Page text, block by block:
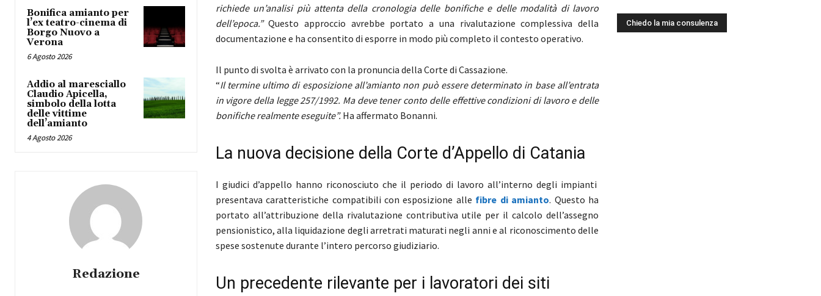
Bonifica amianto per
l’ex teatro-cinema di
Borgo Nuovo a
Verona
6 Agosto 2026
Addio al maresciallo
Claudio Apicella,
simbolo della lotta
delle vittime
dell’amianto
4 Agosto 2026
Redazione
richiede un’analisi più attenta della cronologia delle bonifiche e delle modalità di lavoro
dell’epoca.”Questo approccio avrebbe portato a una rivalutazione complessiva della
documentazione e ha consentito di esporre in modo più completo il contesto operativo.
Il punto di svolta è arrivato con la pronuncia della Corte di Cassazione.
“Il termine ultimo di esposizione all’amianto non può essere determinato in base all’entrata
in vigore della legge 257/1992. Ma deve tener conto delle effettive condizioni di lavoro e delle
bonifiche realmente eseguite”.Ha affermato Bonanni.
La nuova decisione della Corte d’Appello di Catania
I giudici d’appello hanno riconosciuto che il periodo di lavoro all’interno degli impianti
presentava caratteristiche compatibili con esposizione alle fibre di amianto. Questo ha
portato all’attribuzione della rivalutazione contributiva utile per il calcolo dell’assegno
pensionistico, alla liquidazione degli arretrati maturati negli anni e al riconoscimento delle
spese sostenute durante l’intero percorso giudiziario.
Un precedente rilevante per i lavoratori dei siti